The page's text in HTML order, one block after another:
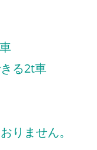
る2t車
りません。